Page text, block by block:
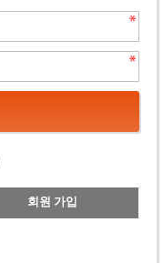
회원 가입